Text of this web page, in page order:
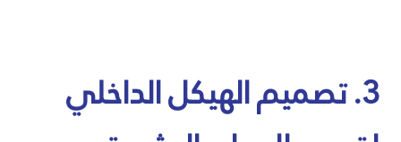
3. تصميم الهيكل الداخلي